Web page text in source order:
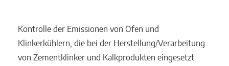
Kontrolle der Emissionen von Öfen und
Klinkerkühlern, die bei der Herstellung/Verarbeitung
von Zementklinker und Kalkprodukten eingesetzt